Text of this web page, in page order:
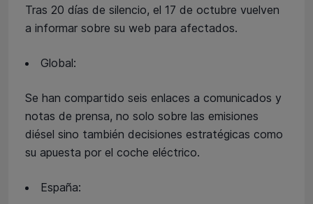
Tras 20 días de silencio, el 17 de octubre vuelven
a informar sobre su web para afectados.
Global:
Se han compartido seis enlaces a comunicados y
notas de prensa, no solo sobre las emisiones
diésel sino también decisiones estratégicas como
su apuesta por el coche eléctrico.
España: